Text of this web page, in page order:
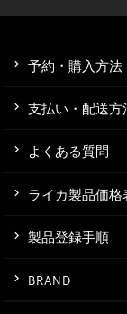
予約・購入方法
支払い・配送方
よくある質問
ライカ製品価格
製品登録手順
BRAND